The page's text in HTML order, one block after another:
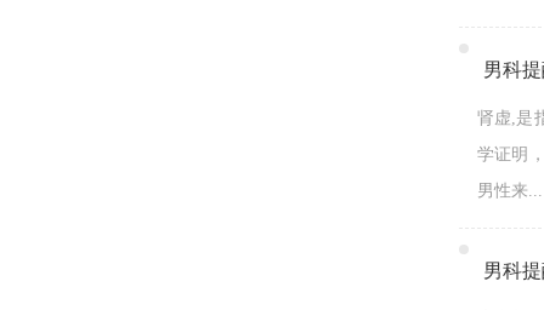
男科
肾虚,是
学证明
男性来...
男科